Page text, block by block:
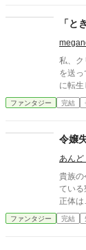
「と
私、ク
を送
に転生してきた
普通の
してい
のです
ある
特級魔
ファンタジー 完結
令嬢
あん
貴族の
ている
正体
ファンタジー 完結